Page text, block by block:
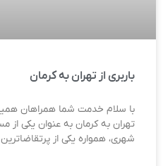
باربری از تهران به کرمان
با سلام خدمت شما همراهان
تهران به کرمان به عنوان یکی
شهری، همواره یکی از